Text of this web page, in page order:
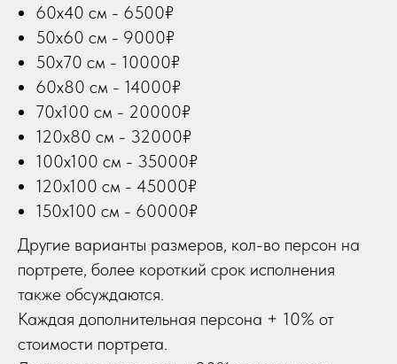
60х40 см - 6500₽
50х60 см - 9000₽
50х70 см - 10000₽
60х80 см - 14000₽
70х100 см - 20000₽
120х80 см - 32000₽
100х100 см - 35000₽
120х100 см - 45000₽
150х100 см - 60000₽
Другие варианты размеров, кол-во персон на
портрете, более короткий срок исполнения
также обсуждаются.
Каждая дополнительная персона + 10% от
стоимости портрета.